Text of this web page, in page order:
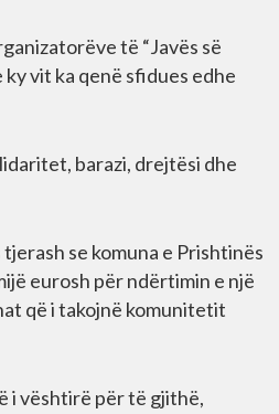
të “Javës së
vit ka qenë sfidues edhe
barazi, drejtësi dhe
se komuna e Prishtinës
eurosh për ndërtimin e një
që i takojnë komunitetit
i vështirë për të gjithë,